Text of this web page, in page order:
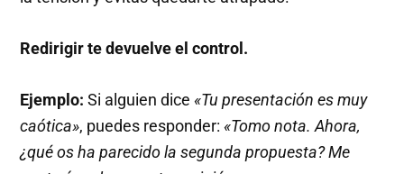
Redirigir te devuelve el control.
Ejemplo: Si alguien dice«Tu presentación es muy
caótica», puedes responder:«Tomo nota. Ahora,
¿qué os ha parecido la segunda propuesta? Me